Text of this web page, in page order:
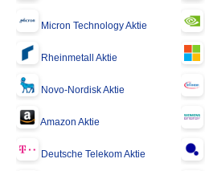
Micron Technology Aktie
Rheinmetall Aktie
Novo-Nordisk Aktie
Amazon Aktie
Deutsche Telekom Aktie